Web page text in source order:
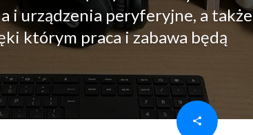
i urządzenia peryferyjne, a także
którym praca i zabawa będą